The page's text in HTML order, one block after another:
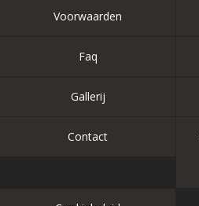
Voorwaarden
Faq
Gallerij
Contact